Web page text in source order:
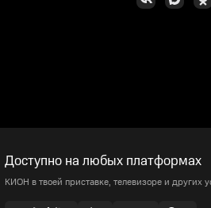
Доступно на любых платформах
КИОН в твоей приставке, телевизоре и других